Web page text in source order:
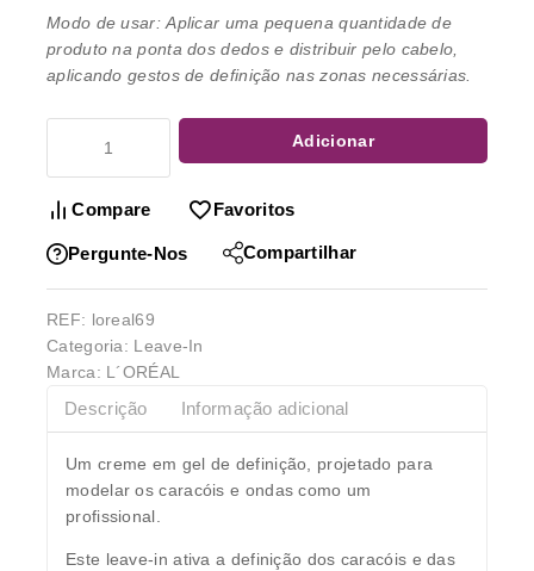
Modo de usar: Aplicar uma pequena quantidade de
produto na ponta dos dedos e distribuir pelo cabelo,
aplicando gestos de definição nas zonas necessárias.
Adicionar
Compare Favoritos
Pergunte-Nos Compartilhar
REF: loreal69
Categoria: Leave-In
Marca: L´ORÉAL
Descrição Informação adicional
Um creme em gel de definição, projetado para
modelar os caracóis e ondas como um
profissional.
Este leave-in ativa a definição dos caracóis e das